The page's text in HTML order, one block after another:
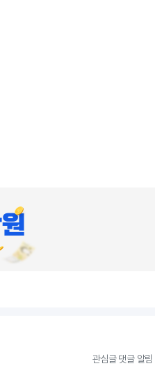
관심글 댓글 알림